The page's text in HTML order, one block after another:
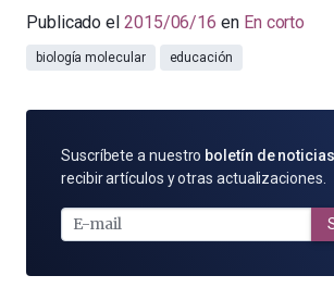
Publicado el 2015/06/16 en En corto
biología molecular educación
SUSCRÍBETE
POR
MAIL
Suscríbete a nuestro boletín de
recibir artículos y otras actualizaciones.